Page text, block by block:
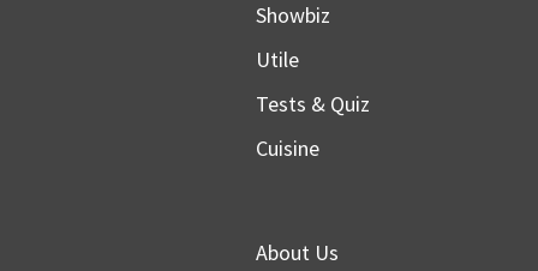
Showbiz
Utile
Tests & Quiz
Cuisine
About Us